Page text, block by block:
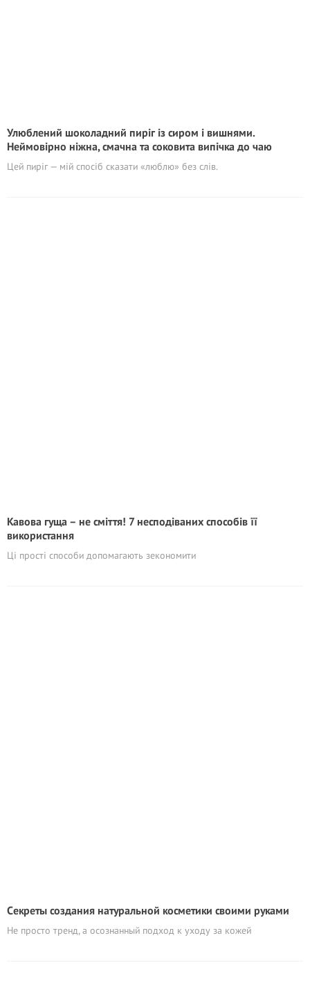
Улюблений шоколадний пиріг із сиром і вишнями.
Неймовірно ніжна, смачна та соковита випічка до чаю
Цей пиріг — мій спосіб сказати «люблю» без слів.
Кавова гуща – не сміття! 7 несподіваних способів її
використання
Ці прості способи допомагають зекономити
Cекреты создания натуральной косметики своими руками
Не просто тренд, а осознанный подход к уходу за кожей